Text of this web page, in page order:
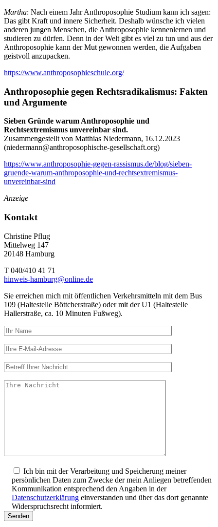
Martha: Nach einem Jahr Anthroposophie Studium kann ich sagen:
Das gibt Kraft und innere Sicherheit. Deshalb wünsche ich vielen
anderen jungen Menschen, die Anthroposophie kennenlernen und
studieren zu dürfen. Denn in der Welt gibt es viel zu tun und aus der
Anthroposophie kann der Mut gewonnen werden, die Aufgaben
geistvoll anzupacken.
https://www.anthroposophieschule.org/
Anthroposophie gegen Rechtsradikalismus: Fakten
und Argumente
Sieben Gründe warum Anthroposophie und
Rechtsextremismus unvereinbar sind.
Zusammengestellt von Matthias Niedermann, 16.12.2023
(niedermann@anthroposophische-gesellschaft.org)
https://www.anthroposophie-gegen-rassismus.de/blog/sieben-
gruende-warum-anthroposophie-und-rechtsextremismus-
unvereinbar-sind
Anzeige
Kontakt
Christine Pflug
Mittelweg 147
20148 Hamburg
T 040/410 41 71
hinweis-hamburg@online.de
Sie erreichen mich mit öffentlichen Verkehrsmitteln mit dem Bus
109 (Haltestelle Böttcherstraße) oder mit der U1 (Haltestelle
Hallerstraße, ca. 10 Minuten Fußweg).
Ich bin mit der Verarbeitung und Speicherung meiner
persönlichen Daten zum Zwecke der mein Anliegen betreffenden
Kommunikation entsprechend den Angaben in der
Datenschutzerklärung einverstanden und über das dort genannte
Widerspruchsrecht informiert.